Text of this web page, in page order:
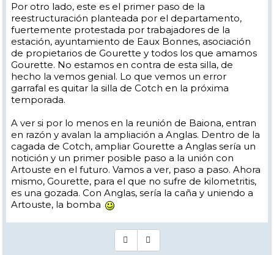
Por otro lado, este es el primer paso de la
reestructuración planteada por el departamento,
fuertemente protestada por trabajadores de la
estación, ayuntamiento de Eaux Bonnes, asociación
de propietarios de Gourette y todos los que amamos
Gourette. No estamos en contra de esta silla, de
hecho la vemos genial. Lo que vemos un error
garrafal es quitar la silla de Cotch en la próxima
temporada.
A ver si por lo menos en la reunión de Baiona, entran
en razón y avalan la ampliación a Anglas. Dentro de la
cagada de Cotch, ampliar Gourette a Anglas sería un
notición y un primer posible paso a la unión con
Artouste en el futuro. Vamos a ver, paso a paso. Ahora
mismo, Gourette, para el que no sufre de kilometritis,
es una gozada. Con Anglas, sería la caña y uniendo a
Artouste, la bomba